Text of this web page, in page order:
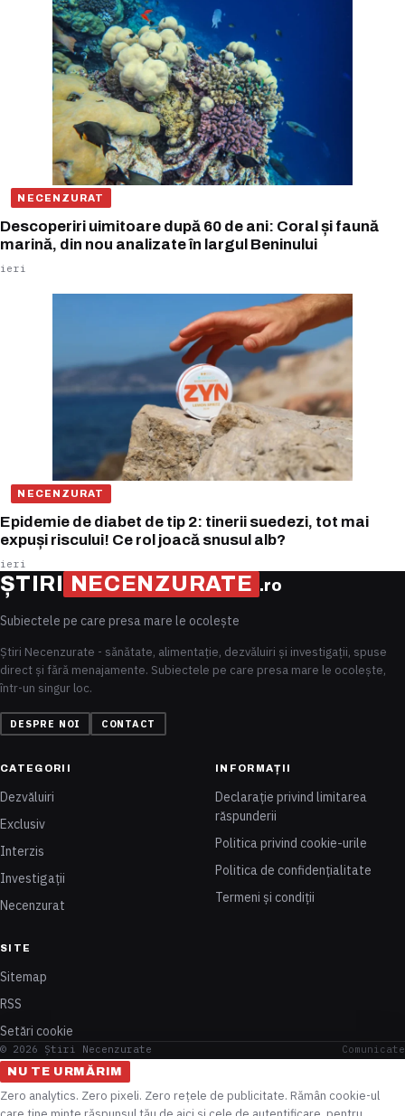
NECENZURAT
Descoperiri uimitoare după 60 de ani: Coral și faună
marină, din nou analizate în largul Beninului
ieri
NECENZURAT
Epidemie de diabet de tip 2: tinerii suedezi, tot mai
expuși riscului! Ce rol joacă snusul alb?
ieri
ȘTIRI NECENZURATE .ro
Subiectele pe care presa mare le ocolește
Știri Necenzurate - sănătate, alimentație, dezvăluiri și investigații, spuse
direct și fără menajamente. Subiectele pe care presa mare le ocolește,
într-un singur loc.
DESPRE NOI CONTACT
CATEGORII
Dezvăluiri
Exclusiv
Interzis
Investigații
Necenzurat
INFORMAȚII
Declarație privind limitarea
răspunderii
Politica privind cookie-urile
Politica de confidențialitate
Termeni și condiții
SITE
Sitemap
RSS
Setări cookie
© 2026 Știri Necenzurate
Comunicate
NU TE URMĂRIM
Zero analytics. Zero pixeli. Zero rețele de publicitate. Rămân cookie-ul